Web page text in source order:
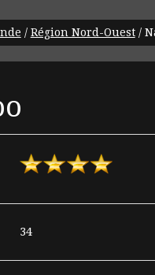
/ Région Nord-Ouest /
34